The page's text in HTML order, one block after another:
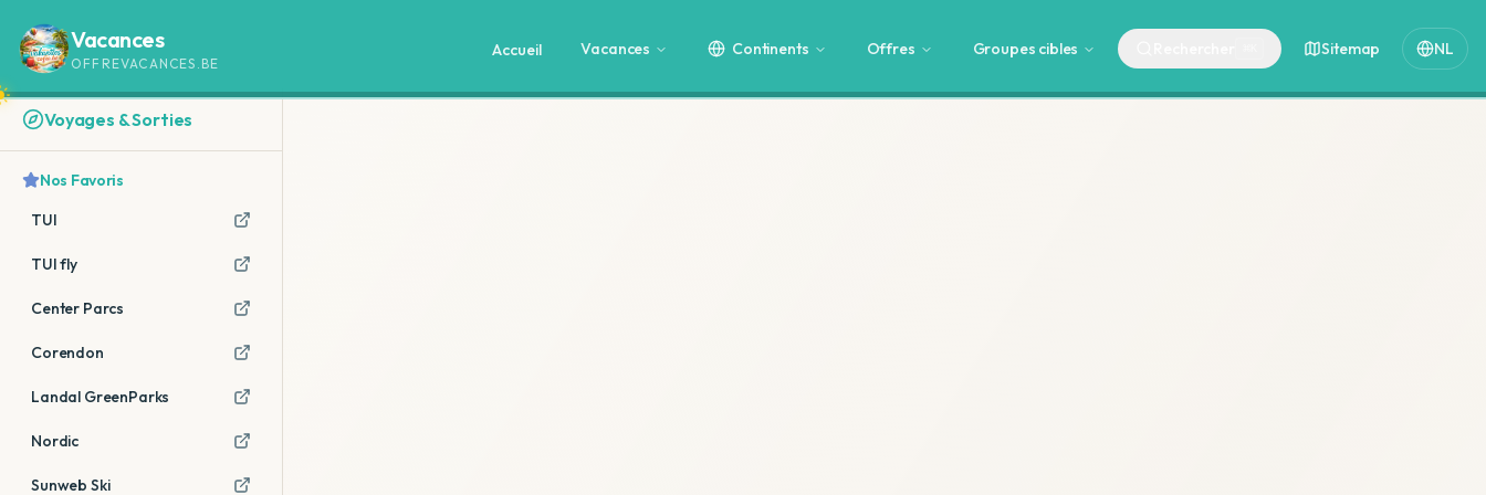
Vacances
OFFREVACANCES.BE
Accueil Vacances Continents Offres Groupes cibles Sitemap NL
Voyages & Sorties
Nos Favoris
TUI
TUI fly
Center Parcs
Corendon
Landal GreenParks
Nordic
Sunweb Ski